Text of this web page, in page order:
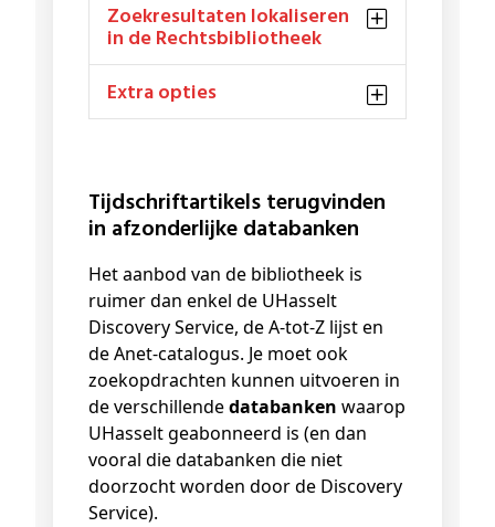
Zoekresultaten lokaliseren
in de Rechtsbibliotheek
Extra opties
Tijdschriftartikels terugvinden
in afzonderlijke databanken
Het aanbod van de bibliotheek is
ruimer dan enkel de UHasselt
Discovery Service, de A-tot-Z lijst en
de Anet-catalogus. Je moet ook
zoekopdrachten kunnen uitvoeren in
de verschillendedatabanken waarop
UHasselt geabonneerd is (en dan
vooral die databanken die niet
doorzocht worden door de Discovery
Service).